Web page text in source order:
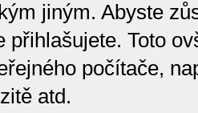
jiným. Abyste
přihlašujete. Toto
počítače,
atd.